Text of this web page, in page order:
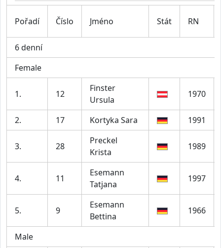
Pořadí Číslo Jméno Stát RN
6 denní
Female
1. 12
Finster
Ursula
1970
2. 17 Kortyka Sara 1991
3. 28
Preckel
Krista
1989
4. 11
Esemann
Tatjana
1997
5. 9
Esemann
Bettina
1966
Male